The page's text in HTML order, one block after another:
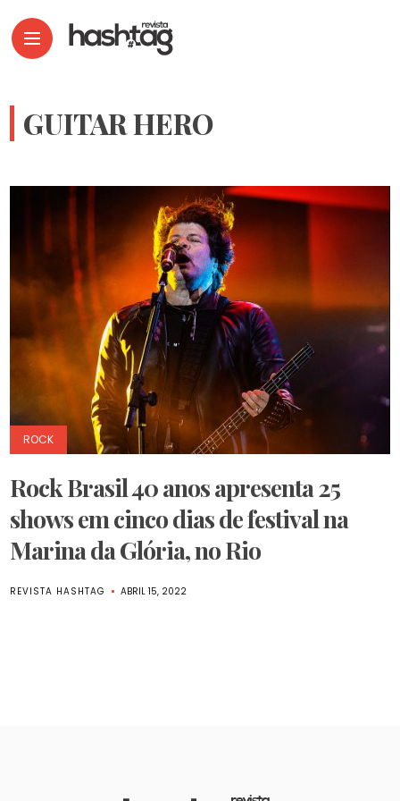
GUITAR HERO
ROCK
Rock Brasil 40 anos apresenta 25
shows em cinco dias de festival na
Marina da Glória, no Rio
REVISTA HASHTAG ABRIL 15, 2022